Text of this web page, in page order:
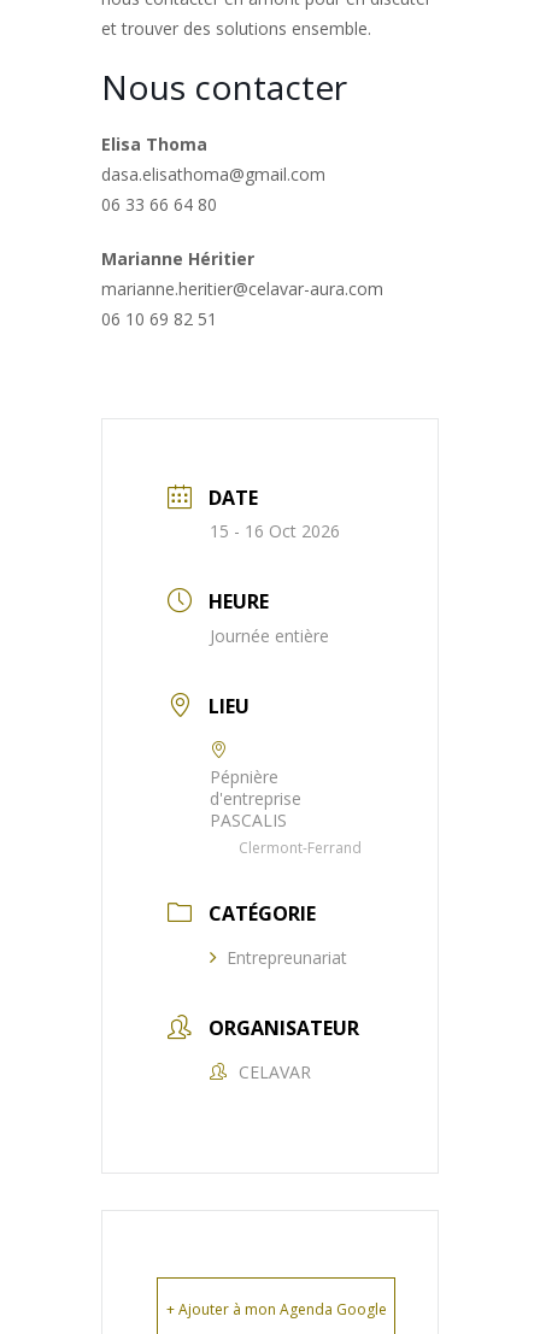
et trouver des solutions ensemble.
Nous contacter
Elisa Thoma
dasa.elisathoma@gmail.com
06 33 66 64 80
Marianne Héritier
marianne.heritier@celavar-aura.com
06 10 69 82 51
DATE
15 - 16 Oct 2026
HEURE
Journée entière
LIEU
Pépnière
d'entreprise
PASCALIS
Clermont-Ferrand
CATÉGORIE
Entrepreunariat
ORGANISATEUR
CELAVAR
+ Ajouter à mon Agenda Google